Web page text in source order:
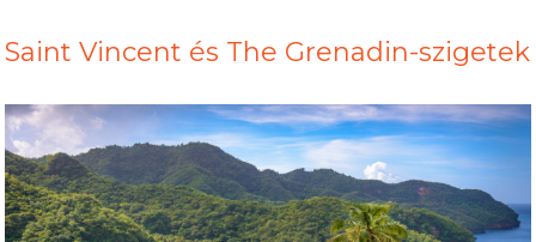
Saint Vincent és The Grenadin-szigetek